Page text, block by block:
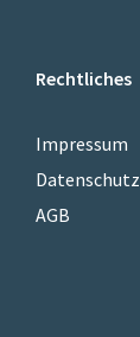
Rechtliches
Impressum
Datenschutz
AGB